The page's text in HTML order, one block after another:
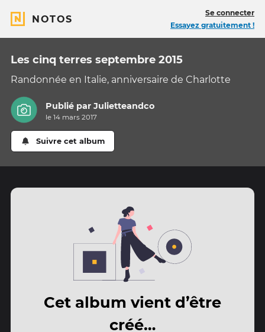
NOTOS
Se connecter
Essayez gratuitement !
Les cinq terres septembre 2015
Randonnée en Italie, anniversaire de Charlotte
Publié parJulietteandco
le 14 mars 2017
Suivre cet album
Cet album vient d’être
créé…